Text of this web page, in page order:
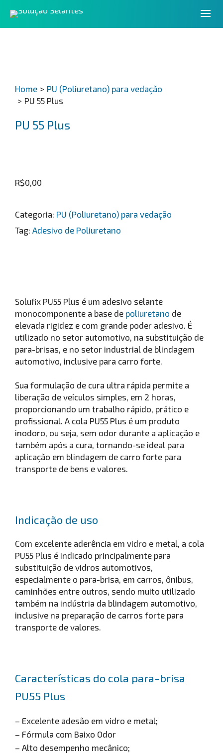
Home > PU (Poliuretano) para vedação
> PU 55 Plus
PU 55 Plus
R$0,00
Categoria: PU (Poliuretano) para vedação
Tag: Adesivo de Poliuretano
Solufix PU55 Plus é um adesivo selante
monocomponente a base de poliuretano de
elevada rigidez e com grande poder adesivo. É
utilizado no setor automotivo, na substituição de
para-brisas, e no setor industrial de blindagem
automotivo, inclusive para carro forte.
Sua formulação de cura ultra rápida permite a
liberação de veículos simples, em 2 horas,
proporcionando um trabalho rápido, prático e
profissional. A cola PU55 Plus é um produto
inodoro, ou seja, sem odor durante a aplicação e
também após a cura, tornando-se ideal para
aplicação em blindagem de carro forte para
transporte de bens e valores.
Indicação de uso
Com excelente aderência em vidro e metal, a cola
PU55 Plus é indicado principalmente para
substituição de vidros automotivos,
especialmente o para-brisa, em carros, ônibus,
caminhões entre outros, sendo muito utilizado
também na indústria da blindagem automotivo,
inclusive na preparação de carros forte para
transporte de valores.
Características do cola para-brisa
PU55 Plus
– Excelente adesão em vidro e metal;
– Fórmula com Baixo Odor
– Alto desempenho mecânico;